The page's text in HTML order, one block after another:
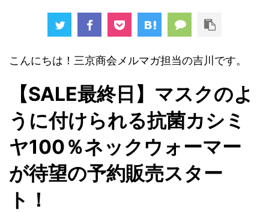
こんにちは！三京商会メルマガ担当の吉川です。
【SALE最終日】マスクのよ
うに付けられる抗菌カシミ
ヤ100％ネックウォーマー
が待望の予約販売スター
ト！